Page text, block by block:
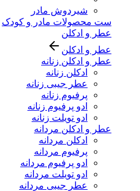
شیردوش مادر
ست محصولات مادر و کودک
عطر و ادکلن
عطر و ادکلن
عطر و ادکلن زنانه
ادکلن زنانه
عطر جیبی زنانه
پرفیوم زنانه
ادو پرفیوم زنانه
ادو تویلت زنانه
عطر و ادکلن مردانه
ادکلن مردانه
پرفیوم مردانه
ادو پرفیوم مردانه
ادو تویلت مردانه
عطر جیبی مردانه